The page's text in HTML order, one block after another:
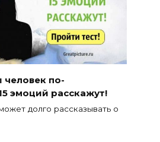
человек по-
эмоций расскажут!
долго рассказывать о